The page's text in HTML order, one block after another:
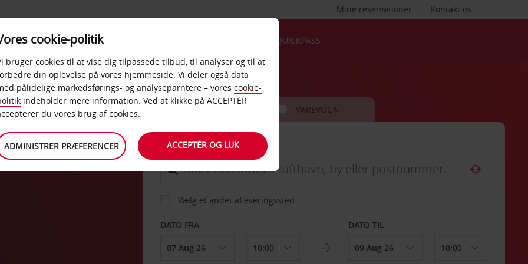
Kontakt os
Mine reservationer
PRODUKTER &
KONTORER
QUICKPASS
BIL VAREVOGN
AFHENT FRA
Vælg et andet afleveringssted
DATO FRA DATO TIL
cookie-politik
bruger cookies til at vise dig tilpassede tilbud, til analyser og til at
din oplevelse på vores hjemmeside. Vi deler også data
pålidelige markedsførings- og analyseparntere – vores cookie-
indeholder mere information. Ved at klikke på ACCEPTÉR
du vores brug af cookies.
ADMINISTRER PRÆFERENCER ACCEPTÉR OG LUK